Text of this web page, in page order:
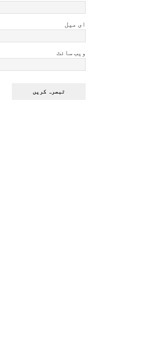
ای میل
ویب سائٹ